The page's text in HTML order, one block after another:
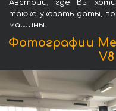
Австрии, где Вы
также указать даты,
машины.
Фотографии